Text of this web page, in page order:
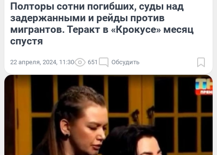
Полторы сотни погибших, суды над
задержанными и рейды против
мигрантов. Теракт в «Крокусе» месяц
спустя
22 апреля, 2024, 11:30 651 Обсудить